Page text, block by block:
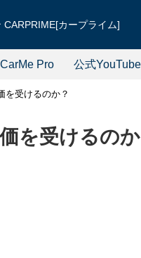
カープライム]
CarMe Pro 公式YouTube
を受けるのか？
を受けるのか